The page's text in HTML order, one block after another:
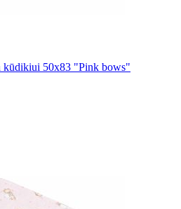
kūdikiui 50x83 "Pink bows"